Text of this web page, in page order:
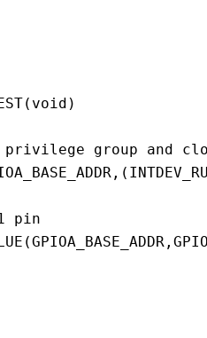
( void )
group and
, (
pin
(GPIOA_BASE_ADDR ,